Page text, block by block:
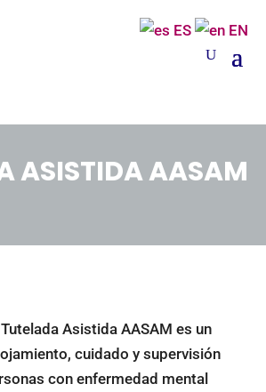
ES EN
ASISTIDA AASAM
Asistida AASAM es un
cuidado y supervisión
con enfermedad mental